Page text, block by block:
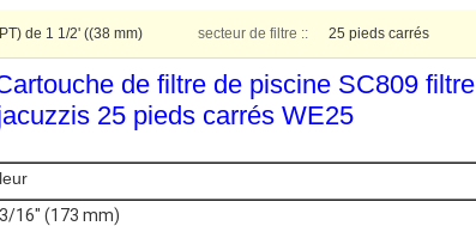
de 1 1/2' ((38 mm) secteur de filtre :: 25 pieds carrés
de filtre de piscine SC809 filtre
25 pieds carrés WE25
16" (173 mm)